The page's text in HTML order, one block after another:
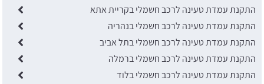
התקנת עמדת טעינה לרכב חשמלי בקריית אתא
התקנת עמדת טעינה לרכב חשמלי בנהריה
התקנת עמדת טעינה לרכב חשמלי בתל אביב
התקנת עמדת טעינה לרכב חשמלי ברמלה
התקנת עמדת טעינה לרכב חשמלי בלוד